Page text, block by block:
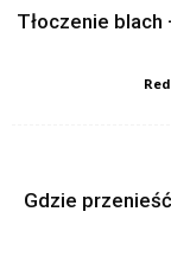
Tłoczenie blach
Gdzie